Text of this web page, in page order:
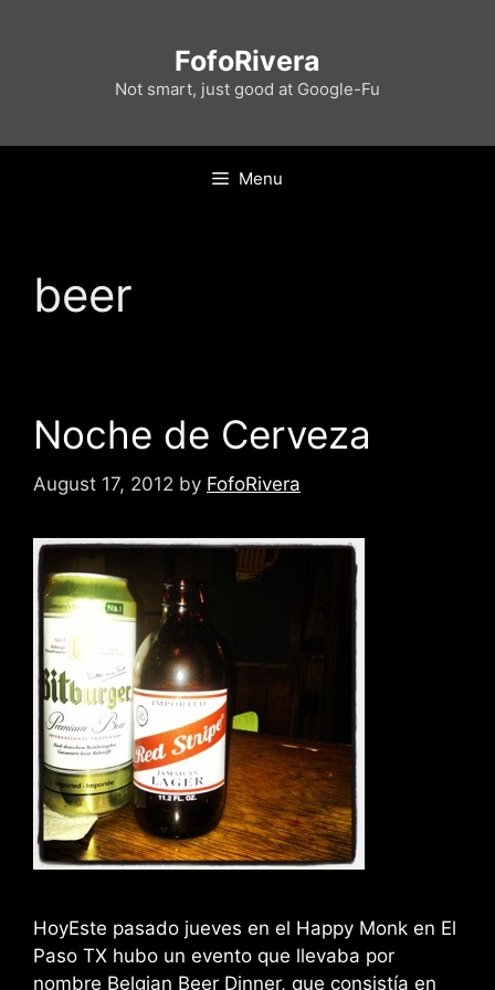
FofoRivera
Not smart, just good at Google-Fu
Menu
beer
Noche de Cerveza
August 17, 2012 by FofoRivera
HoyEste pasado jueves en el Happy Monk en El
Paso TX hubo un evento que llevaba por
nombre Belgian Beer Dinner, que consistía en